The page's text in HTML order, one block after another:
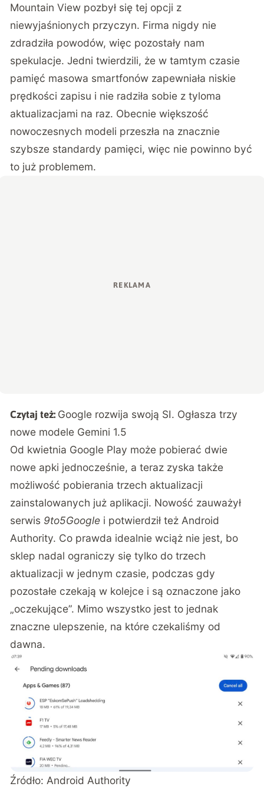
Mountain View pozbył się tej opcji z
niewyjaśnionych przyczyn. Firma nigdy nie
zdradziła powodów, więc pozostały nam
spekulacje. Jedni twierdzili, że w tamtym czasie
pamięć masowa smartfonów zapewniała niskie
prędkości zapisu i nie radziła sobie z tyloma
aktualizacjami na raz. Obecnie większość
nowoczesnych modeli przeszła na znacznie
szybsze standardy pamięci, więc nie powinno być
to już problemem.
Czytaj też: Google rozwija swoją SI. Ogłasza trzy
nowe modele Gemini 1.5
Od kwietnia Google Play może pobierać dwie
nowe apki jednocześnie, a teraz zyska także
możliwość pobierania trzech aktualizacji
zainstalowanych już aplikacji. Nowość zauważył
serwis 9to5Google i potwierdził też Android
Authority. Co prawda idealnie wciąż nie jest, bo
sklep nadal ograniczy się tylko do trzech
aktualizacji w jednym czasie, podczas gdy
pozostałe czekają w kolejce i są oznaczone jako
„oczekujące”. Mimo wszystko jest to jednak
znaczne ulepszenie, na które czekaliśmy od
dawna.
Źródło: Android Authority